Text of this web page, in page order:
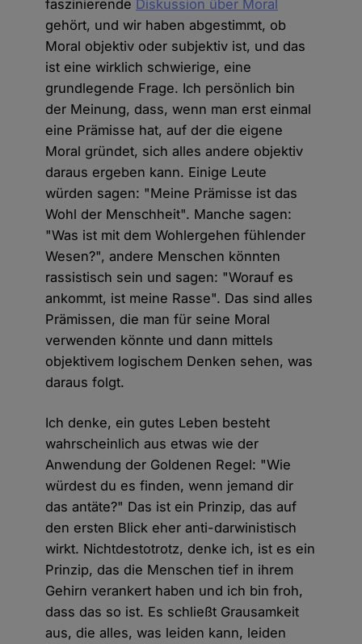
faszinierende Diskussion über Moral
gehört, und wir haben abgestimmt, ob
Moral objektiv oder subjektiv ist, und das
ist eine wirklich schwierige, eine
grundlegende Frage. Ich persönlich bin
der Meinung, dass, wenn man erst einmal
eine Prämisse hat, auf der die eigene
Moral gründet, sich alles andere objektiv
daraus ergeben kann. Einige Leute
würden sagen: "Meine Prämisse ist das
Wohl der Menschheit". Manche sagen:
"Was ist mit dem Wohlergehen fühlender
Wesen?", andere Menschen könnten
rassistisch sein und sagen: "Worauf es
ankommt, ist meine Rasse". Das sind alles
Prämissen, die man für seine Moral
verwenden könnte und dann mittels
objektivem logischem Denken sehen, was
daraus folgt.
Ich denke, ein gutes Leben besteht
wahrscheinlich aus etwas wie der
Anwendung der Goldenen Regel: "Wie
würdest du es finden, wenn jemand dir
das antäte?" Das ist ein Prinzip, das auf
den ersten Blick eher anti-darwinistisch
wirkt. Nichtdestotrotz, denke ich, ist es ein
Prinzip, das die Menschen tief in ihrem
Gehirn verankert haben und ich bin froh,
dass das so ist. Es schließt Grausamkeit
aus, die alles, was leiden kann, leiden